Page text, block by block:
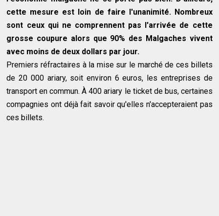
cette mesure est loin de faire l'unanimité. Nombreux
sont ceux qui ne comprennent pas l'arrivée de cette
grosse coupure alors que 90% des Malgaches vivent
avec moins de deux dollars par jour.
Premiers réfractaires à la mise sur le marché de ces billets
de 20 000 ariary, soit environ 6 euros, les entreprises de
transport en commun. À 400 ariary le ticket de bus, certaines
compagnies ont déjà fait savoir qu'elles n'accepteraient pas
ces billets.